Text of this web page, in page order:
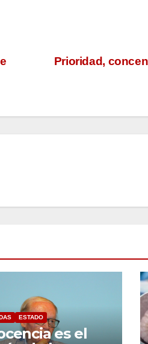
Prioridad,
ESTADO
es el